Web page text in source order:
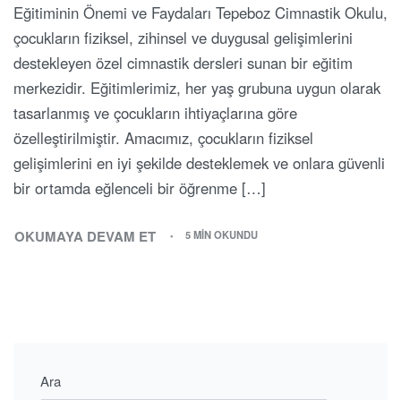
Eğitiminin Önemi ve Faydaları Tepeboz Cimnastik Okulu,
çocukların fiziksel, zihinsel ve duygusal gelişimlerini
destekleyen özel cimnastik dersleri sunan bir eğitim
merkezidir. Eğitimlerimiz, her yaş grubuna uygun olarak
tasarlanmış ve çocukların ihtiyaçlarına göre
özelleştirilmiştir. Amacımız, çocukların fiziksel
gelişimlerini en iyi şekilde desteklemek ve onlara güvenli
bir ortamda eğlenceli bir öğrenme […]
OKUMAYA DEVAM ET 5 MIN OKUNDU
Ara